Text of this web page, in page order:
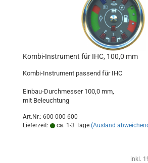
Kombi-Instrument für IHC, 100,0 mm
Kombi-Instrument passend für IHC
Einbau-Durchmesser 100,0 mm,
mit Beleuchtung
Art.Nr.: 600 000 600
Lieferzeit:
ca. 1-3 Tage (Ausland
inkl.